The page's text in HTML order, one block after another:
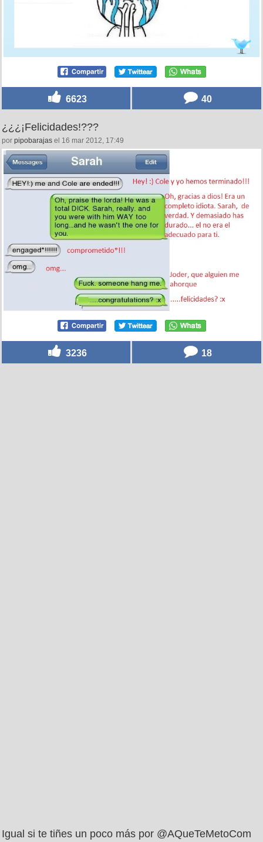
6623 40
¿¿¿¡Felicidades!???
por pipobarajas el 16 mar 2012, 17:49
3236 18
Igual si te tiñes un poco más por @AQueTeMetoCom